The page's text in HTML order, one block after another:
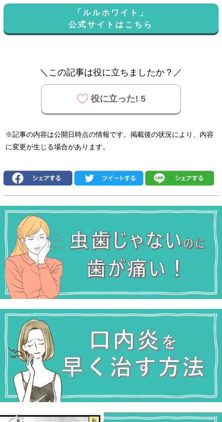
「ルルホワイト」
公式サイトはこちら
＼この記事は役に立ちましたか？／
役に立った! 5
※記事の内容は公開日時点の情報です。掲載後の状況により、内容
に変更が生じる場合があります。